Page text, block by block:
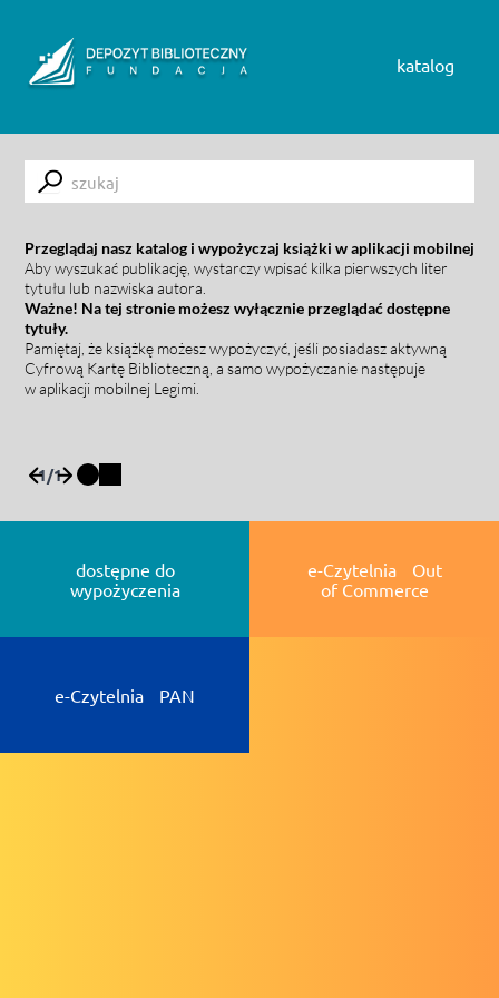
katalog
Submit
Przeglądaj nasz katalog i wypożyczaj książki w aplikacji mobilnej
Aby wyszukać publikację, wystarczy wpisać kilka pierwszych liter
tytułu lub nazwiska autora.
Ważne! Na tej stronie możesz wyłącznie przeglądać dostępne
tytuły.
Pamiętaj, że książkę możesz wypożyczyć, jeśli posiadasz aktywną
Cyfrową Kartę Biblioteczną, a samo wypożyczanie następuje
w aplikacji mobilnej Legimi.
1/1
dostępne do
wypożyczenia
e-Czytelnia Out
of Commerce
e-Czytelnia PAN